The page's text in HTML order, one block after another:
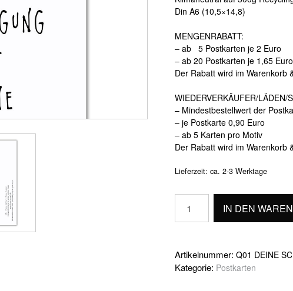
Din A6 (10,5×14,8)
MENGENRABATT:
– ab 5 Postkarten je 2 Euro
– ab 20 Postkarten je 1,65 Euro
Der Rabatt wird im Warenkorb
WIEDERVERKÄUFER/LÄDEN/
– Mindestbestellwert der
– je Postkarte 0,90 Euro
– ab 5 Karten pro Motiv
Der Rabatt wird im Warenkorb
Lieferzeit: ca. 2-3 Werktage
SCHWINGUNG
Menge
IN DEN
Artikelnummer: Q01 DEINE
Kategorie: Postkarten